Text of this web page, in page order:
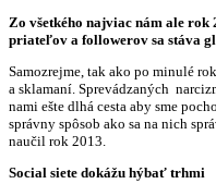
Zo všetkého najviac nám ale rok
priateľov a followerov sa stáva
Samozrejme, tak ako po minulé
a sklamaní. Sprevádzaných
nami ešte dlhá cesta aby sme
správny spôsob ako sa na nich
naučil rok 2013.
Social siete dokážu hýbať trhmi